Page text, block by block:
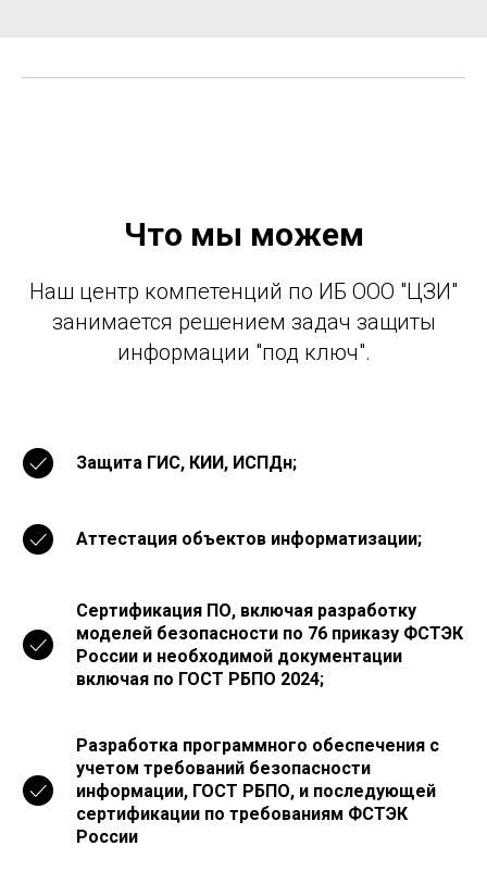
Что мы можем
Наш центр компетенций по ИБ ООО "ЦЗИ"
занимается решением задач защиты
информации "под ключ".
Защита ГИС, КИИ, ИСПДн;
Аттестация объектов информатизации;
Сертификация ПО, включая разработку
моделей безопасности по 76 приказу ФСТЭК
России и необходимой документации
включая по ГОСТ РБПО 2024;
Разработка программного обеспечения с
учетом требований безопасности
информации, ГОСТ РБПО, и последующей
сертификации по требованиям ФСТЭК
России